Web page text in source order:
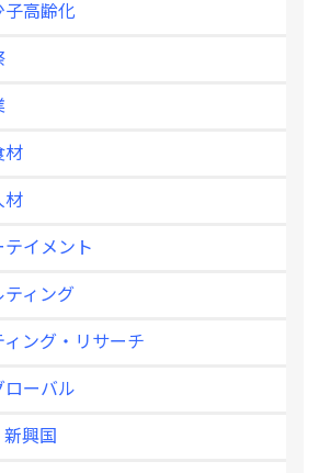
高齢化
材
材
イメント
ィング
ング・リサーチ
ーバル
興国